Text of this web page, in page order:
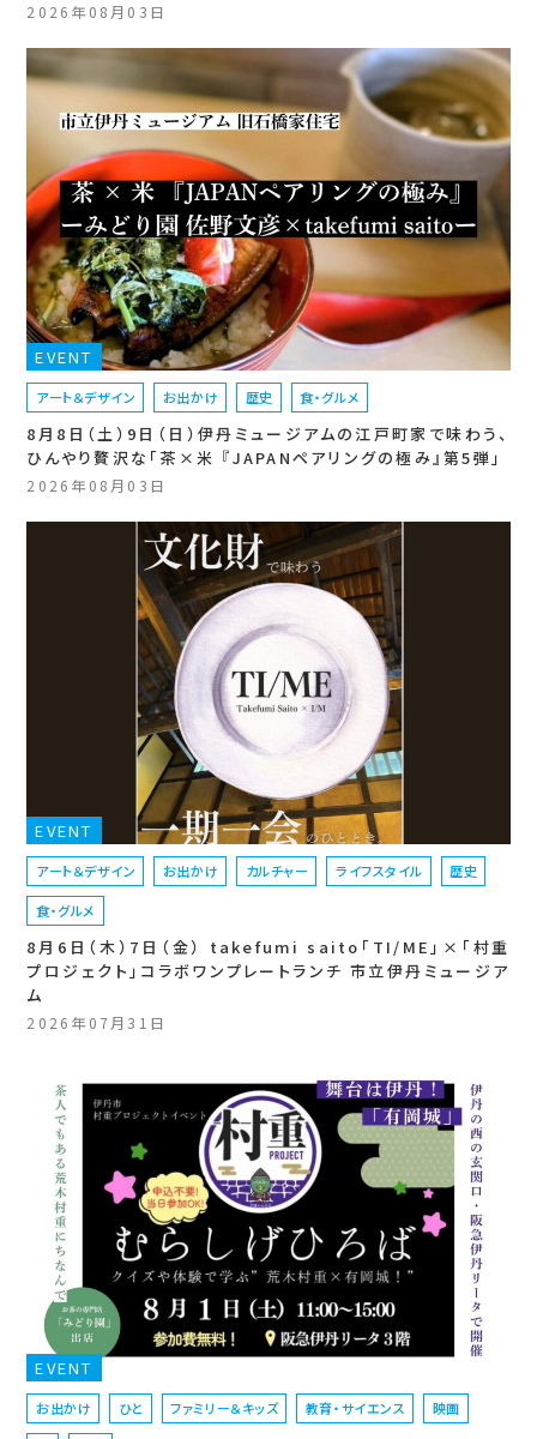
2026年08月03日
EVENT
アート＆デザイン お出かけ 歴史 食・グルメ
8月8日（土）9日（日）伊丹ミュージアムの江戸町家で味わう、
ひんやり贅沢な「茶×米 『JAPANペアリングの極み』第5弾」
2026年08月03日
EVENT
アート＆デザイン お出かけ カルチャー ライフスタイル 歴史
食・グルメ
8月6日（木）7日（金） takefumi saito「TI/ME」×「村重
プロジェクト」コラボワンプレートランチ 市立伊丹ミュージア
ム
2026年07月31日
EVENT
お出かけ ひと ファミリー＆キッズ 教育・サイエンス 映画